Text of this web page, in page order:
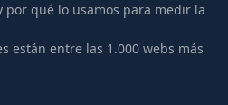
por qué lo usamos para medir la
están entre las 1.000 webs más